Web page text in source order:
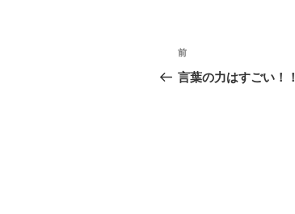
投
稿
前
の
前
言葉の力はすごい！！